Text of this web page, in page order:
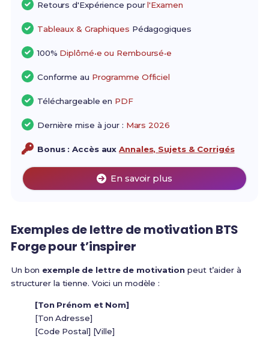
Retours d'Expérience pourl'Examen
Tableaux & Graphiques Pédagogiques
100% Diplômé•e ou Remboursé•e
Conforme au Programme Officiel
Téléchargeable en PDF
Dernière mise à jour : Mars 2026
Bonus : Accès auxAnnales, Sujets & Corrigés
En savoir plus
Exemples delettre de motivation BTS
Forgepour t’inspirer
Un bon exemple de lettre de motivation peut t’aider à
structurer la tienne. Voici un modèle :
[Ton Prénom et Nom]
[Ton Adresse]
[Code Postal] [Ville]